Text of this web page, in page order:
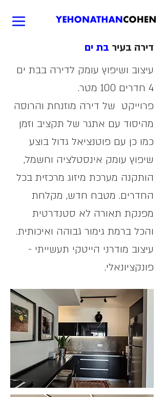
דירה בעיר בת ים
עיצוב ושיפוץ עומק לדירה בבת ים
4 חדרים 100 מטר.
פרוייקט של דירה מוזנחת והרוסה
מהיסוד עם אתגר של תקציב וזמן
כמו כן עם פוטנציאל גדול בוצע
שיפוץ עומק אינסטלציה וחשמל,
הותקנה מערכת מיזוג מרכזית בכל
החדרים. מטבח חדש, מקלחת
מפנקת תאורה לא סטנדרטית
והכל ברמת גימור גבוהה ואיכותית.
עיצוב מודרני הייטקי תעשייתי -
פונקציונאלי.